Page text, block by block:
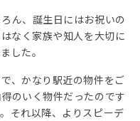
ん、誕生日にはお祝いの
なく家族や知人を大切に
した。
、かなり駅近の物件をご
のいく物件だったのです
それ以降、よりスピーデ